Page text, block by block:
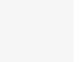
espace. L'espace
indépendante. Les
aux intérieurs,
un confort optimal
de placards